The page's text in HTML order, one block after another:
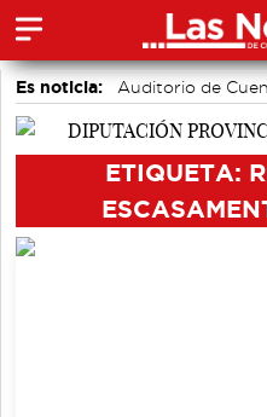
Es noticia: Auditorio de
Bádminton
Motor
ETIQUETA: